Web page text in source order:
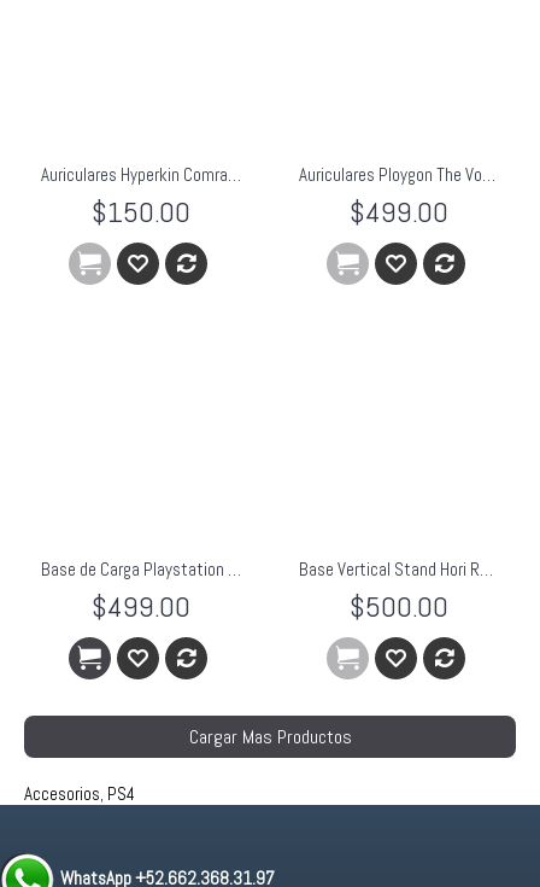
Auriculares Hyperkin Comrad Gaming Audio y Casco PS4
$150.00
Auriculares Ploygon The Vox PS4 Hyperkin
$499.00
Base de Carga Playstation 4 The Tandem Hyperkin Nueva
$499.00
Base Vertical Stand Hori Rock Steady Para PS4
$500.00
Cargar Mas Productos
Accesorios, PS4
WhatsApp +52.662.368.31.97